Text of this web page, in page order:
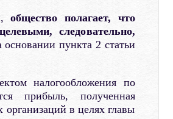
общество полагает, что
следовательно,
основании пункта 2 статьи
налогообложения по
прибыль, полученная
в целях главы